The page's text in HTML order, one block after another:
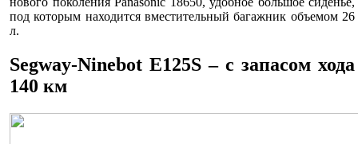
под которым находится вместительный багажник объемом 26
л.
Segway-Ninebot E125S – с запасом хода
140 км